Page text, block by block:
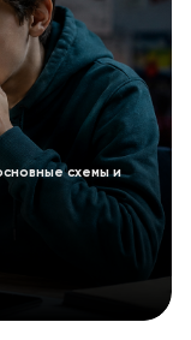
схемы и